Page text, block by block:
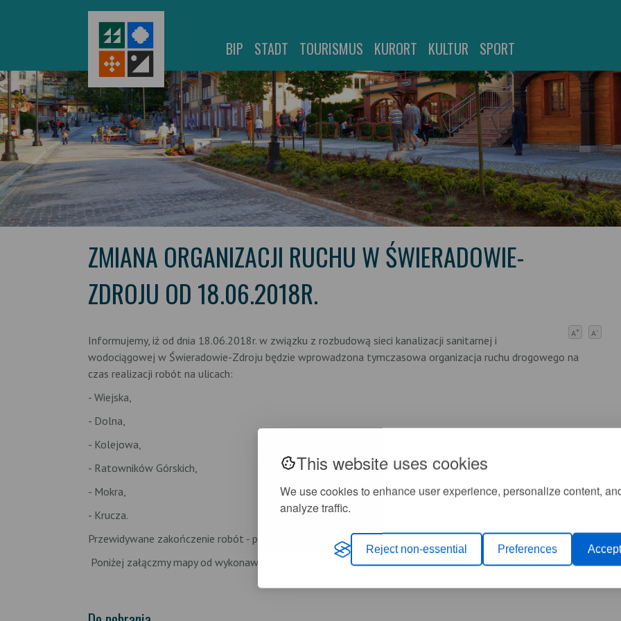
This website uses cookies
We use cookies to enhance user experience, personalize content,
analyze traffic.
Reject non-essential Preferences Accept
BIP STADT TOURISMUS KURORT KULTUR SPORT
ZMIANA ORGANIZACJI RUCHU W ŚWIERADOWIE-
ZDROJU OD 18.06.2018R.
A+ A-
Informujemy, iż od dnia 18.06.2018r. w związku z rozbudową sieci kanalizacji sanitarnej i
wodociągowej w Świeradowie-Zdroju będzie wprowadzona tymczasowa organizacja ruchu drogowego na
czas realizacji robót na ulicach:
- Wiejska,
- Dolna,
- Kolejowa,
- Ratowników Górskich,
- Mokra,
- Krucza.
Przewidywane zakończenie robót - październik 2018r.
Poniżej załączmy mapy od wykonawcy do wglądu dotycząc inwestycji